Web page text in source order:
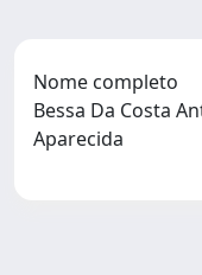
Nome completo
Bessa Da Costa
Aparecida